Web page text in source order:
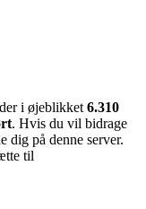
i øjeblikket 6.310
. Hvis du vil bidrage
dig på denne server.
til